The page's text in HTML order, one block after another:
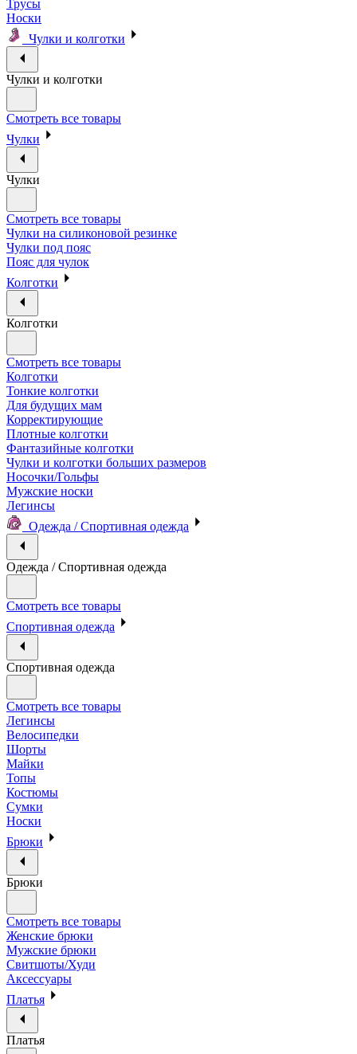
Трусы
Носки
Чулки и колготки
Чулки и колготки
Смотреть все товары
Чулки
Чулки
Смотреть все товары
Чулки на силиконовой резинке
Чулки под пояс
Пояс для чулок
Колготки
Колготки
Смотреть все товары
Колготки
Тонкие колготки
Для будущих мам
Корректирующие
Плотные колготки
Фантазийные колготки
Чулки и колготки больших размеров
Носочки/Гольфы
Мужские носки
Легинсы
Одежда / Спортивная одежда
Одежда / Спортивная одежда
Смотреть все товары
Спортивная одежда
Спортивная одежда
Смотреть все товары
Легинсы
Велосипедки
Шорты
Майки
Топы
Костюмы
Сумки
Носки
Брюки
Брюки
Смотреть все товары
Женские брюки
Мужские брюки
Свитшоты/Худи
Аксессуары
Платья
Платья